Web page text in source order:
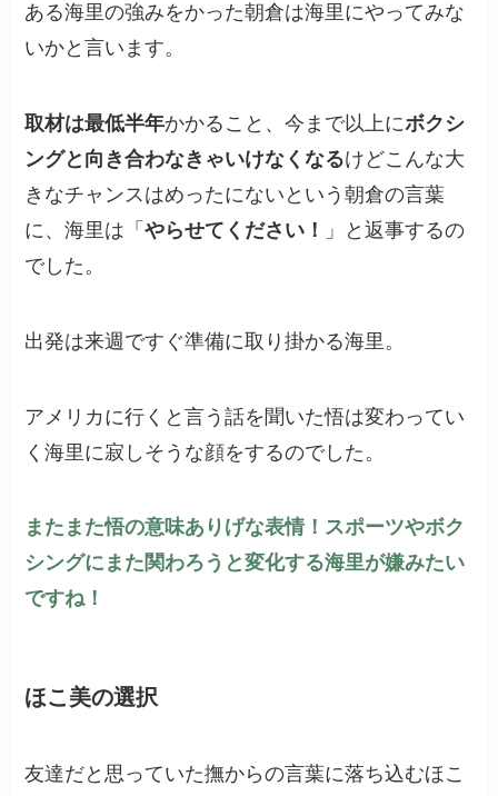
ある海里の強みをかった朝倉は海里にやってみな
いかと言います。
取材は最低半年かかること、今まで以上にボクシ
ングと向き合わなきゃいけなくなるけどこんな大
きなチャンスはめったにないという朝倉の言葉
に、海里は「やらせてください！
」と返事するの
でした。
出発は来週ですぐ準備に取り掛かる海里。
アメリカに行くと言う話を聞いた悟は変わってい
く海里に寂しそうな顔をするのでした。
またまた悟の意味ありげな表情！スポーツやボク
シングにまた関わろうと変化する海里が嫌みたい
ですね！
ほこ美の選択
友達だと思っていた撫からの言葉に落ち込むほこ